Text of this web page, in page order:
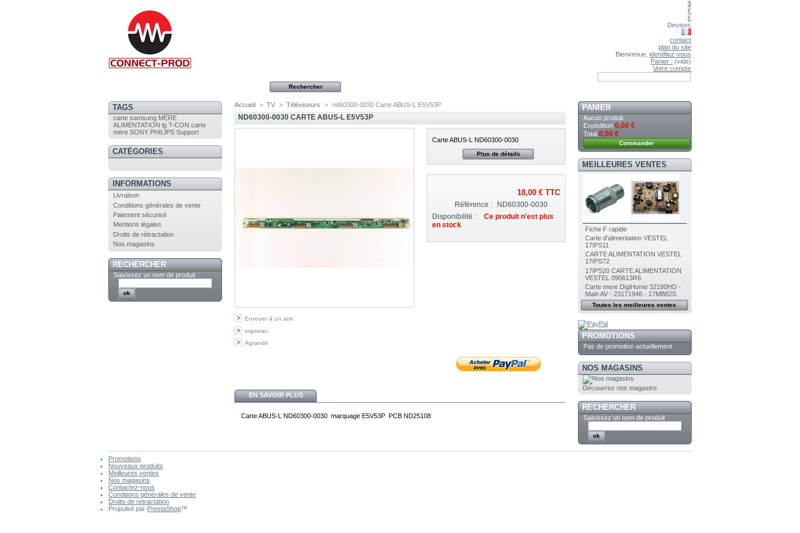
$
€
£
Devises
contact
plan du site
Bienvenue,identifiez-vous
Panier : (vide)
Votre compte
TAGS
carte samsung MÈRE
ALIMENTATION lg T-CON carte
mère SONY PHILIPS Support
CATÉGORIES
INFORMATIONS
Livraison
Conditions générales de vente
Paiement sécurisé
Mentions légales
Droits de rétractation
Nos magasins
RECHERCHER
Saisissez un nom de produit
Accueil > TV > Téléviseurs > nd60300-0030 Carte ABUS-L E5V53P
ND60300-0030 CARTE ABUS-L E5V53P
Envoyer à un ami
Imprimer
Agrandir
Carte ABUS-L ND60300-0030
Plus de détails
18,00 €TTC
Référence :
ND60300-0030
Disponibilité :
Ce produit n'est plus
en stock
EN SAVOIR PLUS
Carte ABUS-L ND60300-0030 marquage E5V53P PCB ND25108
PANIER
Aucun produit
Expédition 0,00 €
Total 0,00 €
Commander
MEILLEURES VENTES
Fiche F rapide
Carte d'alimentation VESTEL
17IPS11
CARTE ALIMENTATION VESTEL
17IPS72
17IPS20 CARTE ALIMENTATION
VESTEL 090613R6
Carte mere DigiHome 32180HD -
Main AV - 23171946 - 17MB82S
Toutes les meilleures ventes
PROMOTIONS
Pas de promotion actuellement
NOS MAGASINS
Découvrez nos magasins
RECHERCHER
Saisissez un nom de produit
Promotions
Nouveaux produits
Meilleures ventes
Nos magasins
Contactez-nous
Conditions générales de vente
Droits de rétractation
Propulsé par PrestaShop™